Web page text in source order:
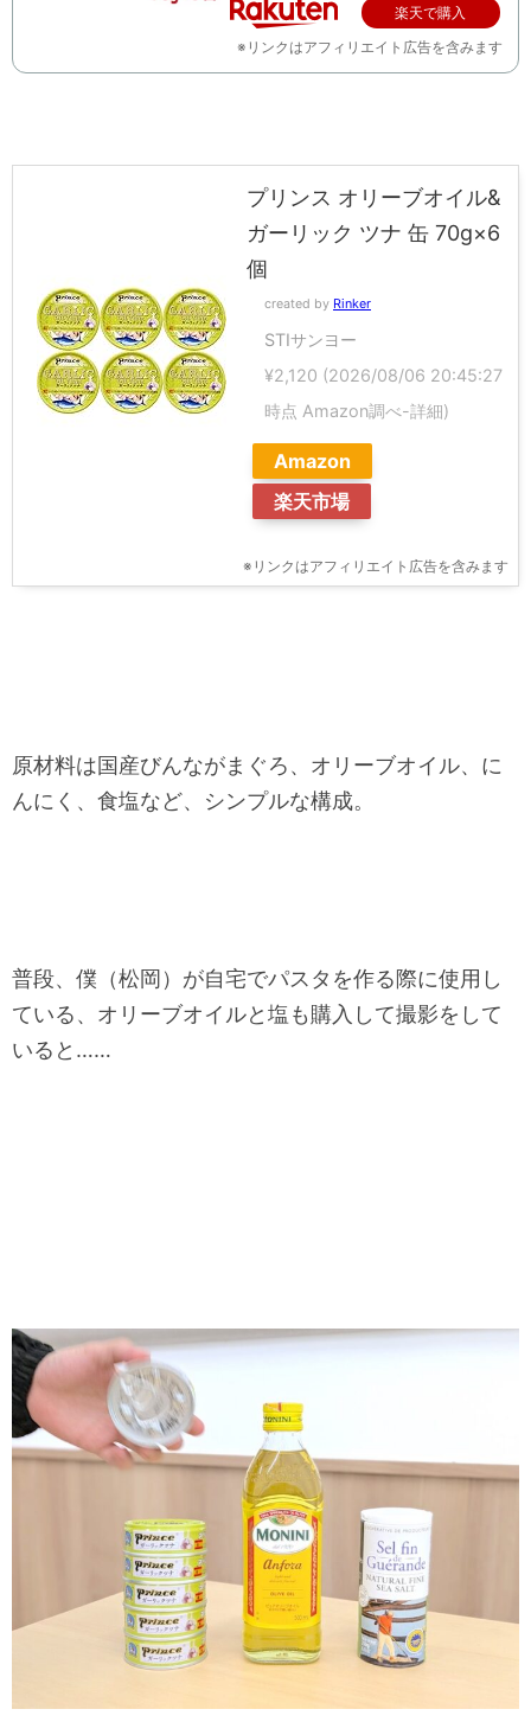
楽天で購入
※リンクはアフィリエイト広告を含みます
プリンス オリーブオイル&
ガーリック ツナ 缶 70g×6
個
created by Rinker
STIサンヨー
¥2,120 (2026/08/06 20:45:27
時点 Amazon調べ-詳細)
Amazon
楽天市場
※リンクはアフィリエイト広告を含みます
原材料は国産びんながまぐろ、オリーブオイル、に
んにく、食塩など、シンプルな構成。
普段、僕（松岡）が自宅でパスタを作る際に使用し
ている、オリーブオイルと塩も購入して撮影をして
いると……